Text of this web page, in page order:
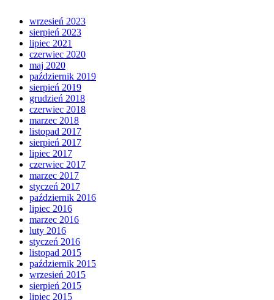
wrzesień 2023
sierpień 2023
lipiec 2021
czerwiec 2020
maj 2020
październik 2019
sierpień 2019
grudzień 2018
czerwiec 2018
marzec 2018
listopad 2017
sierpień 2017
lipiec 2017
czerwiec 2017
marzec 2017
styczeń 2017
październik 2016
lipiec 2016
marzec 2016
luty 2016
styczeń 2016
listopad 2015
październik 2015
wrzesień 2015
sierpień 2015
lipiec 2015